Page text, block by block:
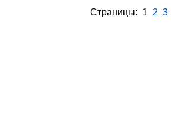
Страницы: 1 2 3